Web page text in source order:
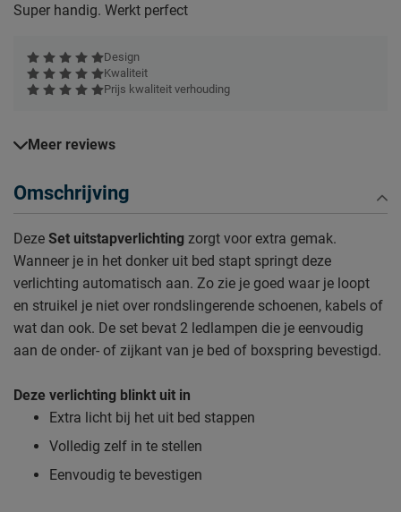
Super handig. Werkt perfect
Design
Kwaliteit
Prijs kwaliteit verhouding
Meer reviews
Omschrijving
Deze Set uitstapverlichting zorgt voor extra gemak.
Wanneer je in het donker uit bed stapt springt deze
verlichting automatisch aan. Zo zie je goed waar je loopt
en struikel je niet over rondslingerende schoenen, kabels of
wat dan ook. De set bevat 2 ledlampen die je eenvoudig
aan de onder- of zijkant van je bed of boxspring bevestigd.
Deze verlichting blinkt uit in
Extra licht bij het uit bed stappen
Volledig zelf in te stellen
Eenvoudig te bevestigen